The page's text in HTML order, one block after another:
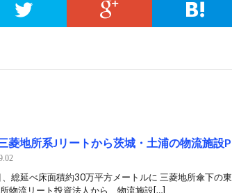
菱地所系Jリートから茨城・土浦の物流施設
総延べ床面積約30万平方メートルに 三菱地所傘下の
物流リート投資法人から、物流施設[…]